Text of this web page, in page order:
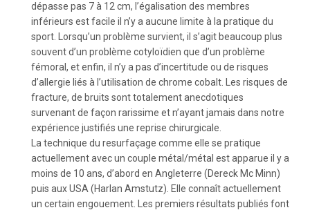
dépasse pas 7 à 12 cm, l’égalisation des membres
inférieurs est facile il n’y a aucune limite à la pratique du
sport. Lorsqu’un problème survient, il s’agit beaucoup plus
souvent d’un problème cotyloïdien que d’un problème
fémoral, et enfin, il n’y a pas d’incertitude ou de risques
d’allergie liés à l’utilisation de chrome cobalt. Les risques de
fracture, de bruits sont totalement anecdotiques
survenant de façon rarissime et n’ayant jamais dans notre
expérience justifiés une reprise chirurgicale.
La technique du resurfaçage comme elle se pratique
actuellement avec un couple métal/métal est apparue il y a
moins de 10 ans, d’abord en Angleterre (Dereck Mc Minn)
puis aux USA (Harlan Amstutz). Elle connaît actuellement
un certain engouement. Les premiers résultats publiés font